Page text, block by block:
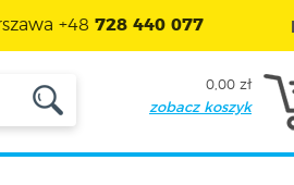
+48 728 440 077
0,00 zł
zobacz koszyk